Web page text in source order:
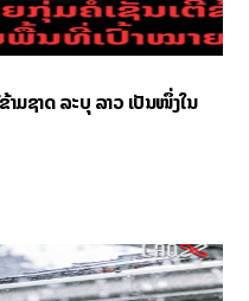
ມຊາດ ລະບຸ ລາວ ເປັນໜຶ່ງໃນ